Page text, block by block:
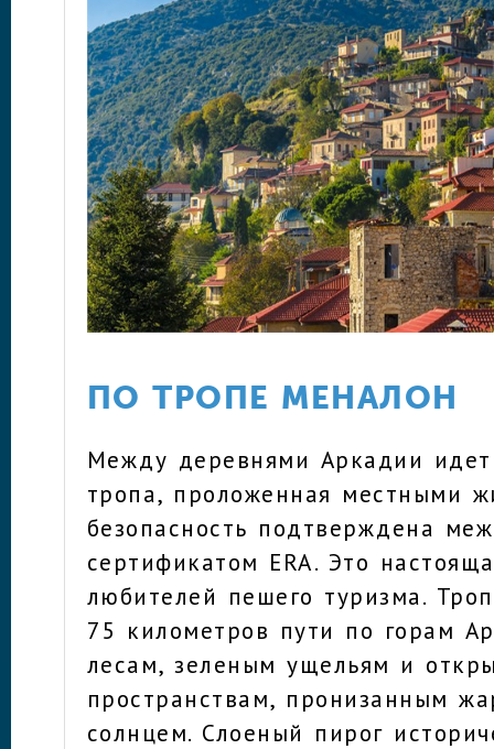
ПО ТРОПЕ МЕНАЛОН
Между деревнями Аркадии идет
тропа, проложенная местными
безопасность подтверждена
сертификатом ERA. Это
любителей пешего туризма.
75 километров пути по горам
лесам, зеленым ущельям и
пространствам, пронизанным
солнцем. Слоеный пирог